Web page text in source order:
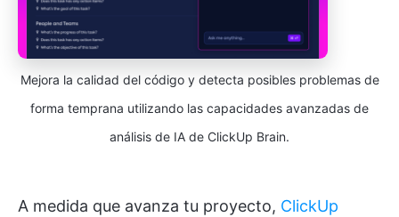
Mejora la calidad del código y detecta posibles problemas de
forma temprana utilizando las capacidades avanzadas de
análisis de IA de ClickUp Brain.
A medida que avanza tu proyecto, ClickUp